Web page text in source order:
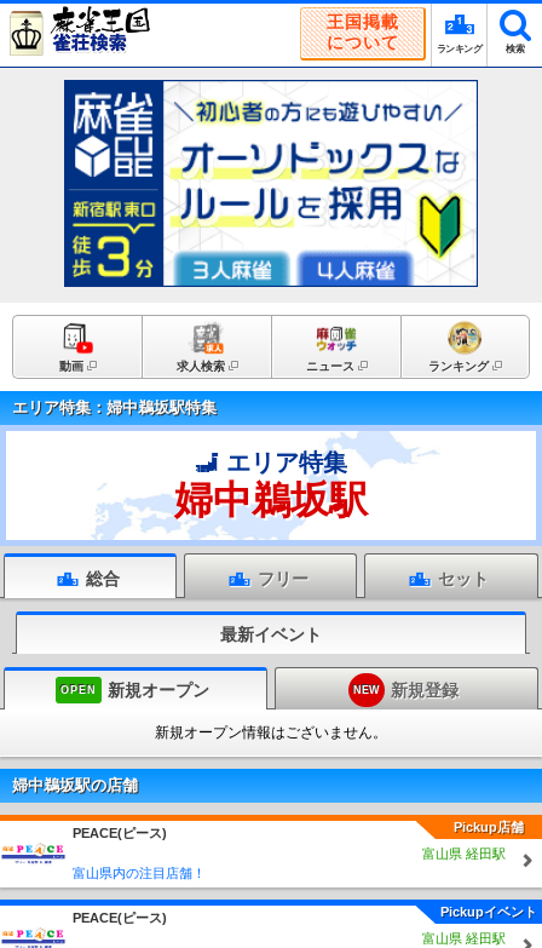
王国掲載
について
ランキング 検索
動画 求人検索 ニュース ランキング
エリア特集：婦中鵜坂駅特集
エリア特集
婦中鵜坂駅
総合 フリー セット
最新イベント
OPEN 新規オープン NEW 新規登録
新規オープン情報はございません。
婦中鵜坂駅の店舗
Pickup店舗
PEACE(ピース)
富山県 経田駅
富山県内の注目店舗！
Pickupイベント
PEACE(ピース)
富山県 経田駅